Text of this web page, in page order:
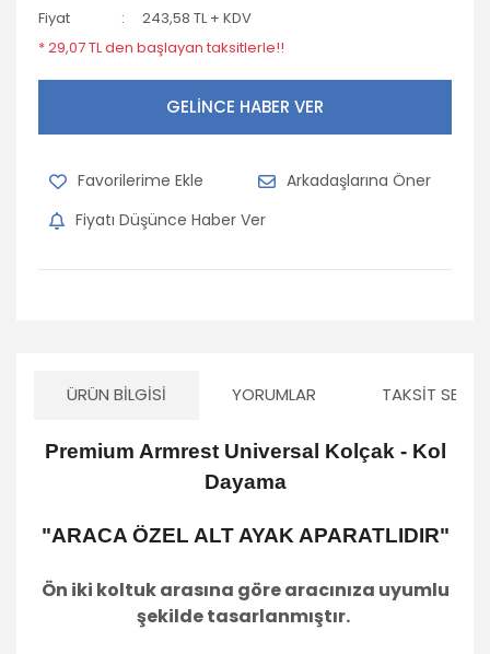
Fiyat
243,58 TL + KDV
* 29,07 TL den başlayan taksitlerle!!
GELİNCE HABER VER
Arkadaşlarına Öner
Fiyatı Düşünce Haber Ver
ÜRÜN BILGISI YORUMLAR TAKSIT
Premium Armrest Universal Kolçak - Kol
Dayama
"ARACA ÖZEL ALT AYAK APARATLIDIR"
Ön iki koltuk arasına göre aracınıza uyumlu
şekilde tasarlanmıştır.